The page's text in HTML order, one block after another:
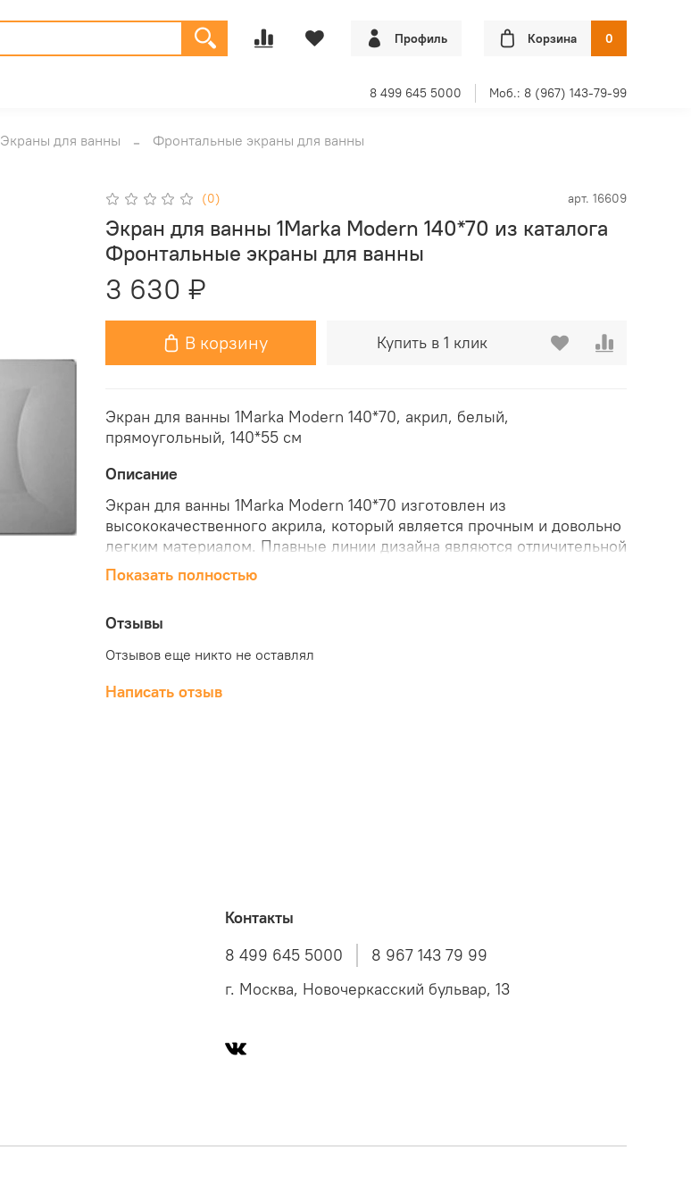
Профиль Корзина 0
8 499 645 5000 Моб.: 8 (967) 143-79-99
Экраны для ванны Фронтальные экраны для ванны
(0) арт. 16609
Экран для ванны 1Marka Modern 140*70 из каталога
Фронтальные экраны для ванны
3 630 ₽
В корзину Купить в 1 клик
Экран для ванны 1Marka Modern 140*70, акрил, белый,
прямоугольный, 140*55 см
Описание
Экран для ванны 1Marka Modern 140*70 изготовлен из
высококачественного акрила, который является прочным и довольно
легким материалом. Плавные линии дизайна являются отличительной
особенностью данной модели. Она прекрасно защитит пространство
под ванной от попадания пыли и мусора. Купить экран для ванны
магазине "КубикСтрой".
Показать полностью
Отзывы
Отзывов еще никто не оставлял
Написать отзыв
Контакты
8 499 645 5000
8 967 143 79 99
г. Москва, Новочеркасский бульвар, 13